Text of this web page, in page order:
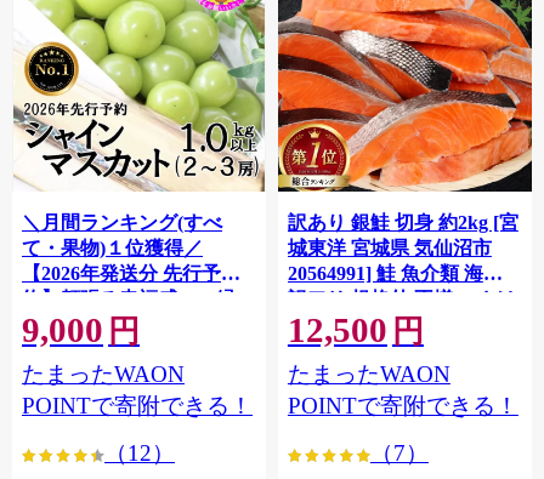
＼月間ランキング(すべ
て・果物)１位獲得／
【2026年発送分 先行予
約】頬張る幸福感 〜緑の
宝石・ シャインマスカッ
ト 〜 １ｋｇ以上（２〜３
房） フルーツ 山梨県産 果
物 くだもの シャイン マス
大粒 種なし 先行予約 富士
9,000 円
たまったWAON
POINTで寄附できる！
（12）
訳あり 銀鮭 切身 約2kg [宮
城東洋 宮城県 気仙沼市
20564991] 鮭 魚介類 海鮮
訳アリ 規格外 不揃い さけ
サケ 鮭切身 シャケ 切り身
冷凍 家庭用 おかず 弁当 支
援 サーモン 銀鮭切り身 魚
わけあり
12,500 円
たまったWAON
POINTで寄附できる！
（7）